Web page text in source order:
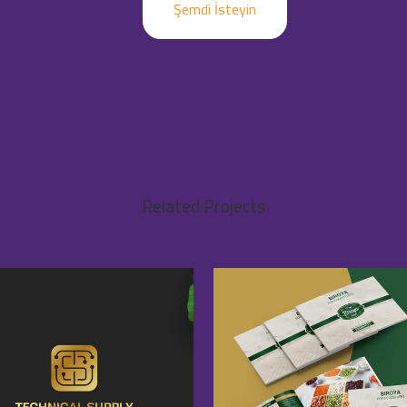
Şemdi İsteyin
Related Projects
VIEW VIEW